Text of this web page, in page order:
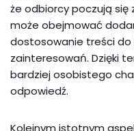
że odbiorcy poczują się
może obejmować
dostosowanie treści do
zainteresowań. Dzięki
bardziej osobistego
odpowiedź.
Kolejnym istotnym